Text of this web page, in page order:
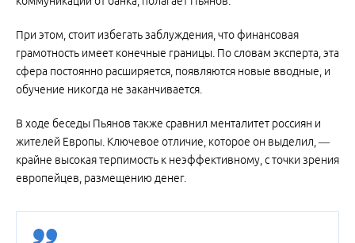
При этом, стоит избегать заблуждения, что финансовая
грамотность имеет конечные границы. По словам эксперта, эта
сфера постоянно расширяется, появляются новые вводные, и
обучение никогда не заканчивается.
В ходе беседы Пьянов также сравнил менталитет россиян и
жителей Европы. Ключевое отличие, которое он выделил, —
крайне высокая терпимость к неэффективному, с точки зрения
европейцев, размещению денег.